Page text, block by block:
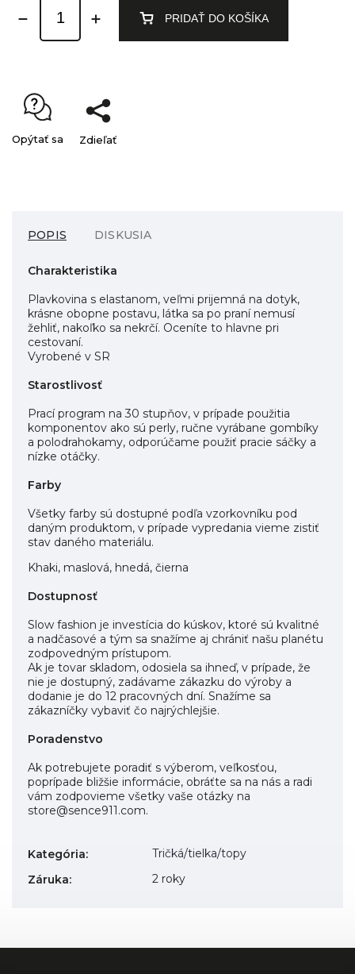
PRIDAŤ DO KOŠÍKA
Opýtať sa Zdieľať
POPIS DISKUSIA
Charakteristika
Plavkovina s elastanom, veľmi prijemná na dotyk,
krásne obopne postavu, látka sa po praní nemusí
žehliť, nakoľko sa nekrčí. Oceníte to hlavne pri
cestovaní.
Vyrobené v SR
Starostlivosť
Prací program na 30 stupňov, v prípade použitia
komponentov ako sú perly, ručne vyrábane gombíky
a polodrahokamy, odporúčame použiť pracie sáčky a
nízke otáčky.
Farby
Všetky farby sú dostupné podľa vzorkovníku pod
daným produktom, v prípade vypredania vieme zistiť
stav daného materiálu.
Khaki, maslová, hnedá, čierna
Dostupnosť
Slow fashion je investícia do kúskov, ktoré sú kvalitné
a nadčasové a tým sa snažíme aj chrániť našu planétu
zodpovedným prístupom.
Ak je tovar skladom, odosiela sa ihneď, v prípade, že
nie je dostupný, zadávame zákazku do výroby a
dodanie je do 12 pracovných dní. Snažíme sa
zákazníčky vybaviť čo najrýchlejšie.
Poradenstvo
Ak potrebujete poradiť s výberom, veľkosťou,
poprípade bližšie informácie, obráťte sa na nás a radi
vám zodpovieme všetky vaše otázky na
store@sence911.com.
Kategória:
Tričká/tielka/topy
Záruka: 2 roky